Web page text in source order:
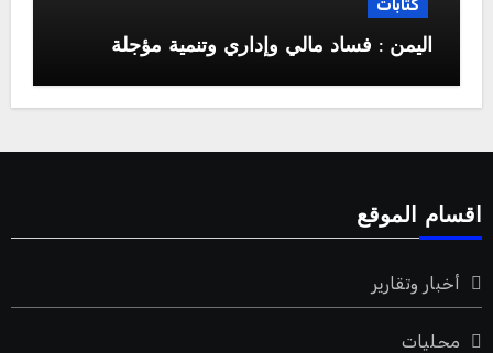
كتابات
اليمن : فساد مالي وإداري وتنمية مؤجلة
اقسام الموقع
أخبار وتقارير
محليات